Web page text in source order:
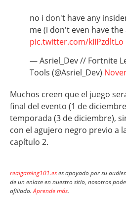
no i don't have any
me (i don't even have the
pic.twitter.com/kIIPzdltLo
— Asriel_Dev // Fortnite
Tools (@Asriel_Dev)
Muchos creen que el juego
final del evento (1 de
temporada (3 de diciembre),
con el agujero negro previo a
capítulo 2.
realgaming101.eses apoyado por su
de un enlace en nuestro sitio, nosotros
afiliado.Aprende más.